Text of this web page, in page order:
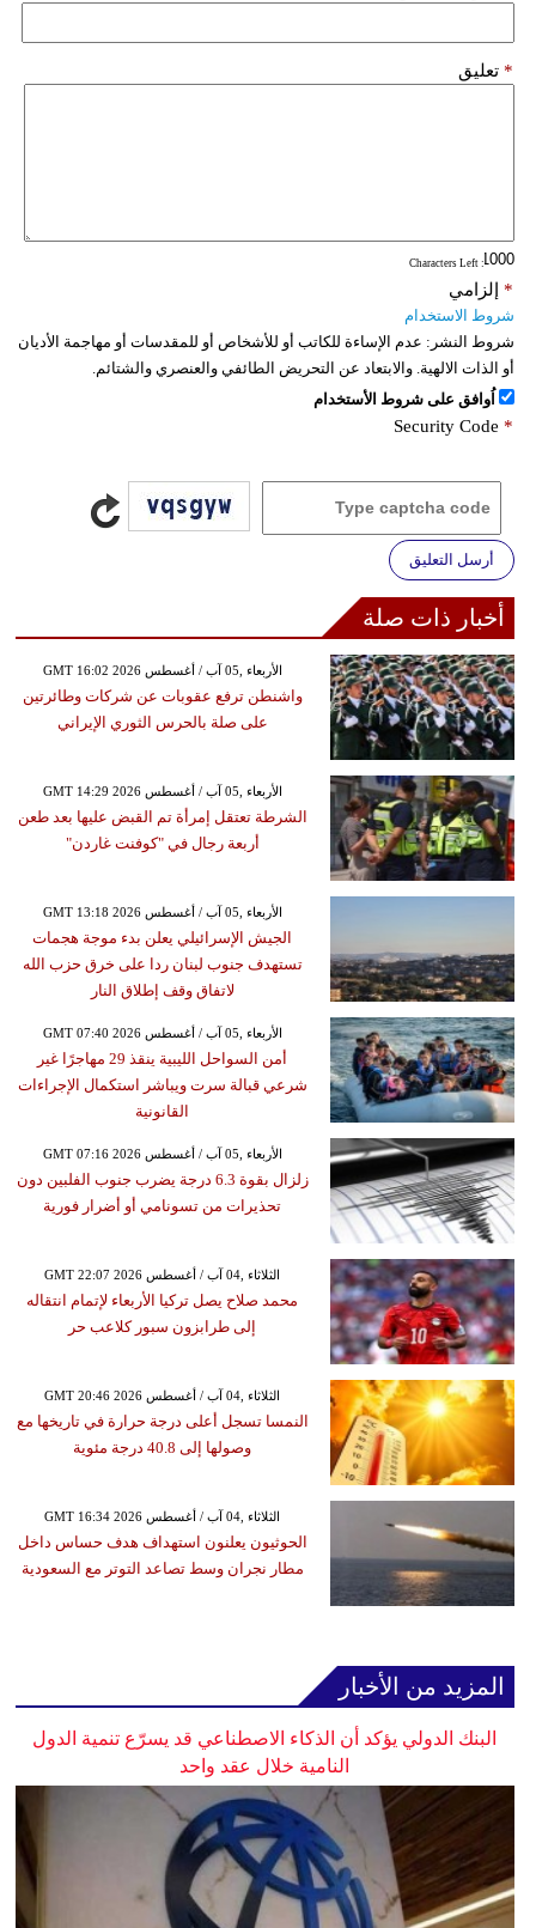
تعليق *
: Characters Left
إلزامي *
شروط الاستخدام
شروط النشر: عدم الإساءة للكاتب أو للأشخاص أو للمقدسات أو مهاجمة الأديان
أو الذات الالهية. والابتعاد عن التحريض الطائفي والعنصري والشتائم.
اُوافق على شروط الأستخدام
Security Code *
أرسل التعليق
أخبار ذات صلة
GMT 16:02 2026 الأربعاء ,05 آب / أغسطس
واشنطن ترفع عقوبات عن شركات وطائرتين
على صلة بالحرس الثوري الإيراني
GMT 14:29 2026 الأربعاء ,05 آب / أغسطس
الشرطة تعتقل إمرأة تم القبض عليها بعد طعن
أربعة رجال في "كوفنت غاردن"
GMT 13:18 2026 الأربعاء ,05 آب / أغسطس
الجيش الإسرائيلي يعلن بدء موجة هجمات
تستهدف جنوب لبنان ردا على خرق حزب الله
لاتفاق وقف إطلاق النار
GMT 07:40 2026 الأربعاء ,05 آب / أغسطس
أمن السواحل الليبية ينقذ 29 مهاجرًا غير
شرعي قبالة سرت ويباشر استكمال الإجراءات
القانونية
GMT 07:16 2026 الأربعاء ,05 آب / أغسطس
زلزال بقوة 6.3 درجة يضرب جنوب الفلبين دون
تحذيرات من تسونامي أو أضرار فورية
GMT 22:07 2026 الثلاثاء ,04 آب / أغسطس
محمد صلاح يصل تركيا الأربعاء لإتمام انتقاله
إلى طرابزون سبور كلاعب حر
GMT 20:46 2026 الثلاثاء ,04 آب / أغسطس
النمسا تسجل أعلى درجة حرارة في تاريخها مع
وصولها إلى 40.8 درجة مئوية
GMT 16:34 2026 الثلاثاء ,04 آب / أغسطس
الحوثيون يعلنون استهداف هدف حساس داخل
مطار نجران وسط تصاعد التوتر مع السعودية
المزيد من الأخبار
البنك الدولي يؤكد أن الذكاء الاصطناعي قد يسرّع تنمية الدول
النامية خلال عقد واحد